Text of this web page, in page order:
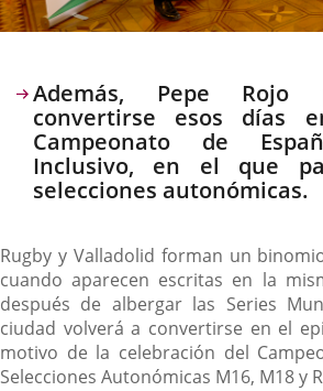
Descripción
Además, Pepe Rojo
convertirse esos días
Campeonato de
Inclusivo, en el que
selecciones autonómicas.
Rugby y Valladolid forman un
cuando aparecen escritas en la
después de albergar las Series
ciudad volverá a convertirse en el
motivo de la celebración del
Selecciones Autonómicas M16, M18 y